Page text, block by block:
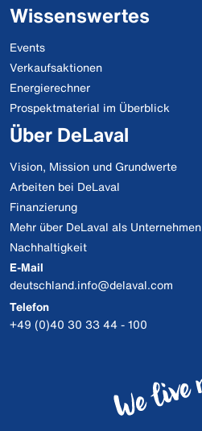
Wissenswertes
Events
Verkaufsaktionen
Energierechner
Prospektmaterial im Überblick
Über DeLaval
Vision, Mission und Grundwerte
Arbeiten bei DeLaval
Finanzierung
Mehr über DeLaval als Unternehmen
Nachhaltigkeit
E-Mail
deutschland.info@delaval.com
Telefon
+49 (0)40 30 33 44 - 100